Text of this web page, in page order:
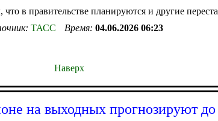
в правительстве планируются и другие
ТАСС Время: 04.06.2026 06:23
Наверх
на выходных прогнозируют